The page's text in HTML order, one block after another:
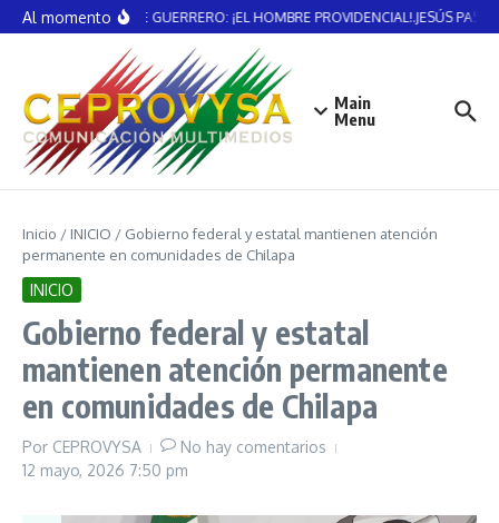
Saltar al contenido
Al momentoVICENTE GUERRERO: ¡EL HOMBRE PROVIDENCIAL!.JESÚS
Main
Menu
Inicio / INICIO / Gobierno federal y estatal mantienen atención
permanente en comunidades de Chilapa
INICIO
Gobierno federal y estatal
mantienen atención permanente
en comunidades de Chilapa
Por CEPROVYSA
No hay comentarios
12 mayo, 2026 7:50 pm